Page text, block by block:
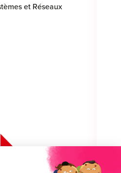
et Réseaux